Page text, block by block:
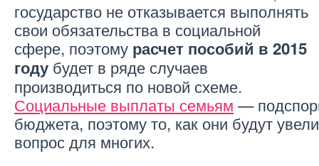
государство не отказывается выполнять
свои обязательства в социальной
сфере, поэтому расчет пособий в 2015
году будет в ряде случаев
производиться по новой схеме.
Социальные выплаты семьям —
бюджета, поэтому то, как они будут
вопрос для многих.